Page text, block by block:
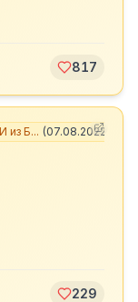
817
из Б... (07.08.2022
229